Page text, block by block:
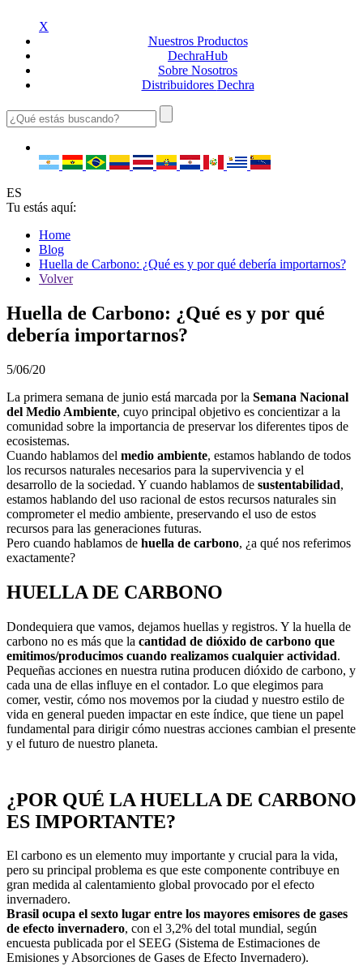
X
Nuestros Productos
DechraHub
Sobre Nosotros
Distribuidores Dechra
ES
Tu estás aquí:
Home
Blog
Huella de Carbono: ¿Qué es y por qué debería importarnos?
Volver
Huella de Carbono: ¿Qué es y por qué
debería importarnos?
5/06/20
La primera semana de junio está marcada por la Semana Nacional
del Medio Ambiente, cuyo principal objetivo es concientizar a la
comunidad sobre la importancia de preservar los diferentes tipos de
ecosistemas.
Cuando hablamos del medio ambiente, estamos hablando de todos
los recursos naturales necesarios para la supervivencia y el
desarrollo de la sociedad. Y cuando hablamos de sustentabilidad,
estamos hablando del uso racional de estos recursos naturales sin
comprometer el medio ambiente, preservando el uso de estos
recursos para las generaciones futuras.
Pero cuando hablamos de huella de carbono, ¿a qué nos referimos
exactamente?
HUELLA DE CARBONO
Dondequiera que vamos, dejamos huellas y registros. Y la huella de
carbono no es más que la cantidad de dióxido de carbono que
emitimos/producimos cuando realizamos cualquier actividad.
Pequeñas acciones en nuestra rutina producen dióxido de carbono, y
cada una de ellas influye en el contador. Lo que elegimos para
comer, vestir, cómo nos movemos por la ciudad y nuestro estilo de
vida en general pueden impactar en este índice, que tiene un papel
fundamental para dirigir cómo nuestras acciones cambian el presente
y el futuro de nuestro planeta.
¿POR QUÉ LA HUELLA DE CARBONO
ES IMPORTANTE?
El carbono es un elemento muy importante y crucial para la vida,
pero su principal problema es que este componente contribuye en
gran medida al calentamiento global provocado por el efecto
invernadero.
Brasil ocupa el sexto lugar entre los mayores emisores de gases
de efecto invernadero, con el 3,2% del total mundial, según
encuesta publicada por el SEEG (Sistema de Estimaciones de
Emisiones y Absorciones de Gases de Efecto Invernadero).